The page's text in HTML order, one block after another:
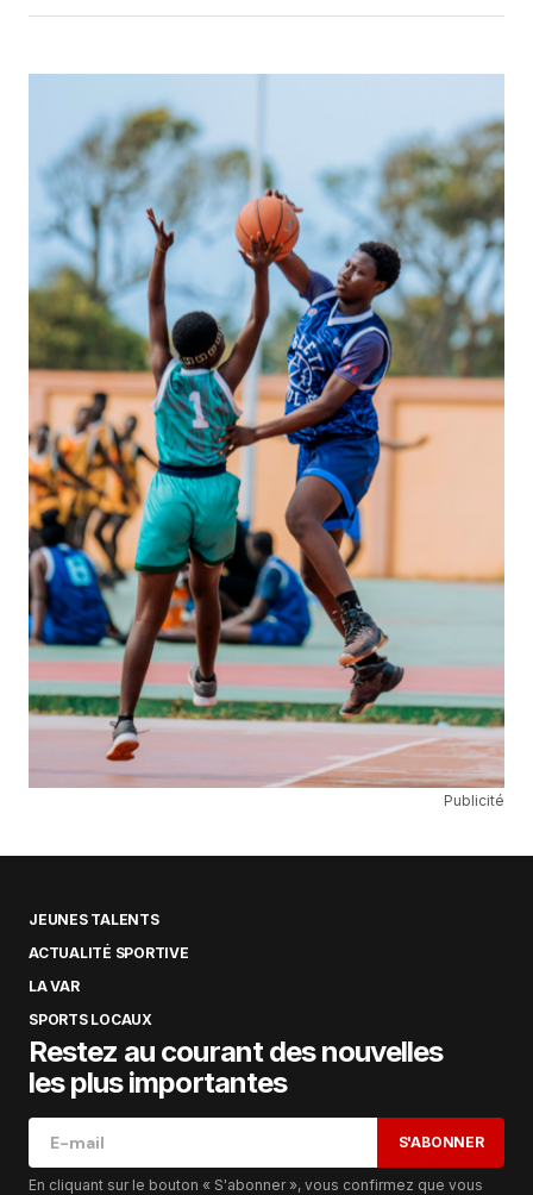
Publicité
JEUNES TALENTS
ACTUALITÉ SPORTIVE
LA VAR
SPORTS LOCAUX
Restez au courant des nouvelles
les plus importantes
S'ABONNER
En cliquant sur le bouton « S'abonner », vous confirmez que vous